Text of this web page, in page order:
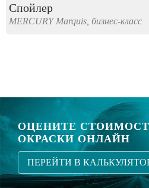
Спойлер
MERCURY Marquis, бизнес-класс
ОЦЕНИТЕ
ОКРАСКИ ОНЛАЙН
ПЕРЕЙТИ В